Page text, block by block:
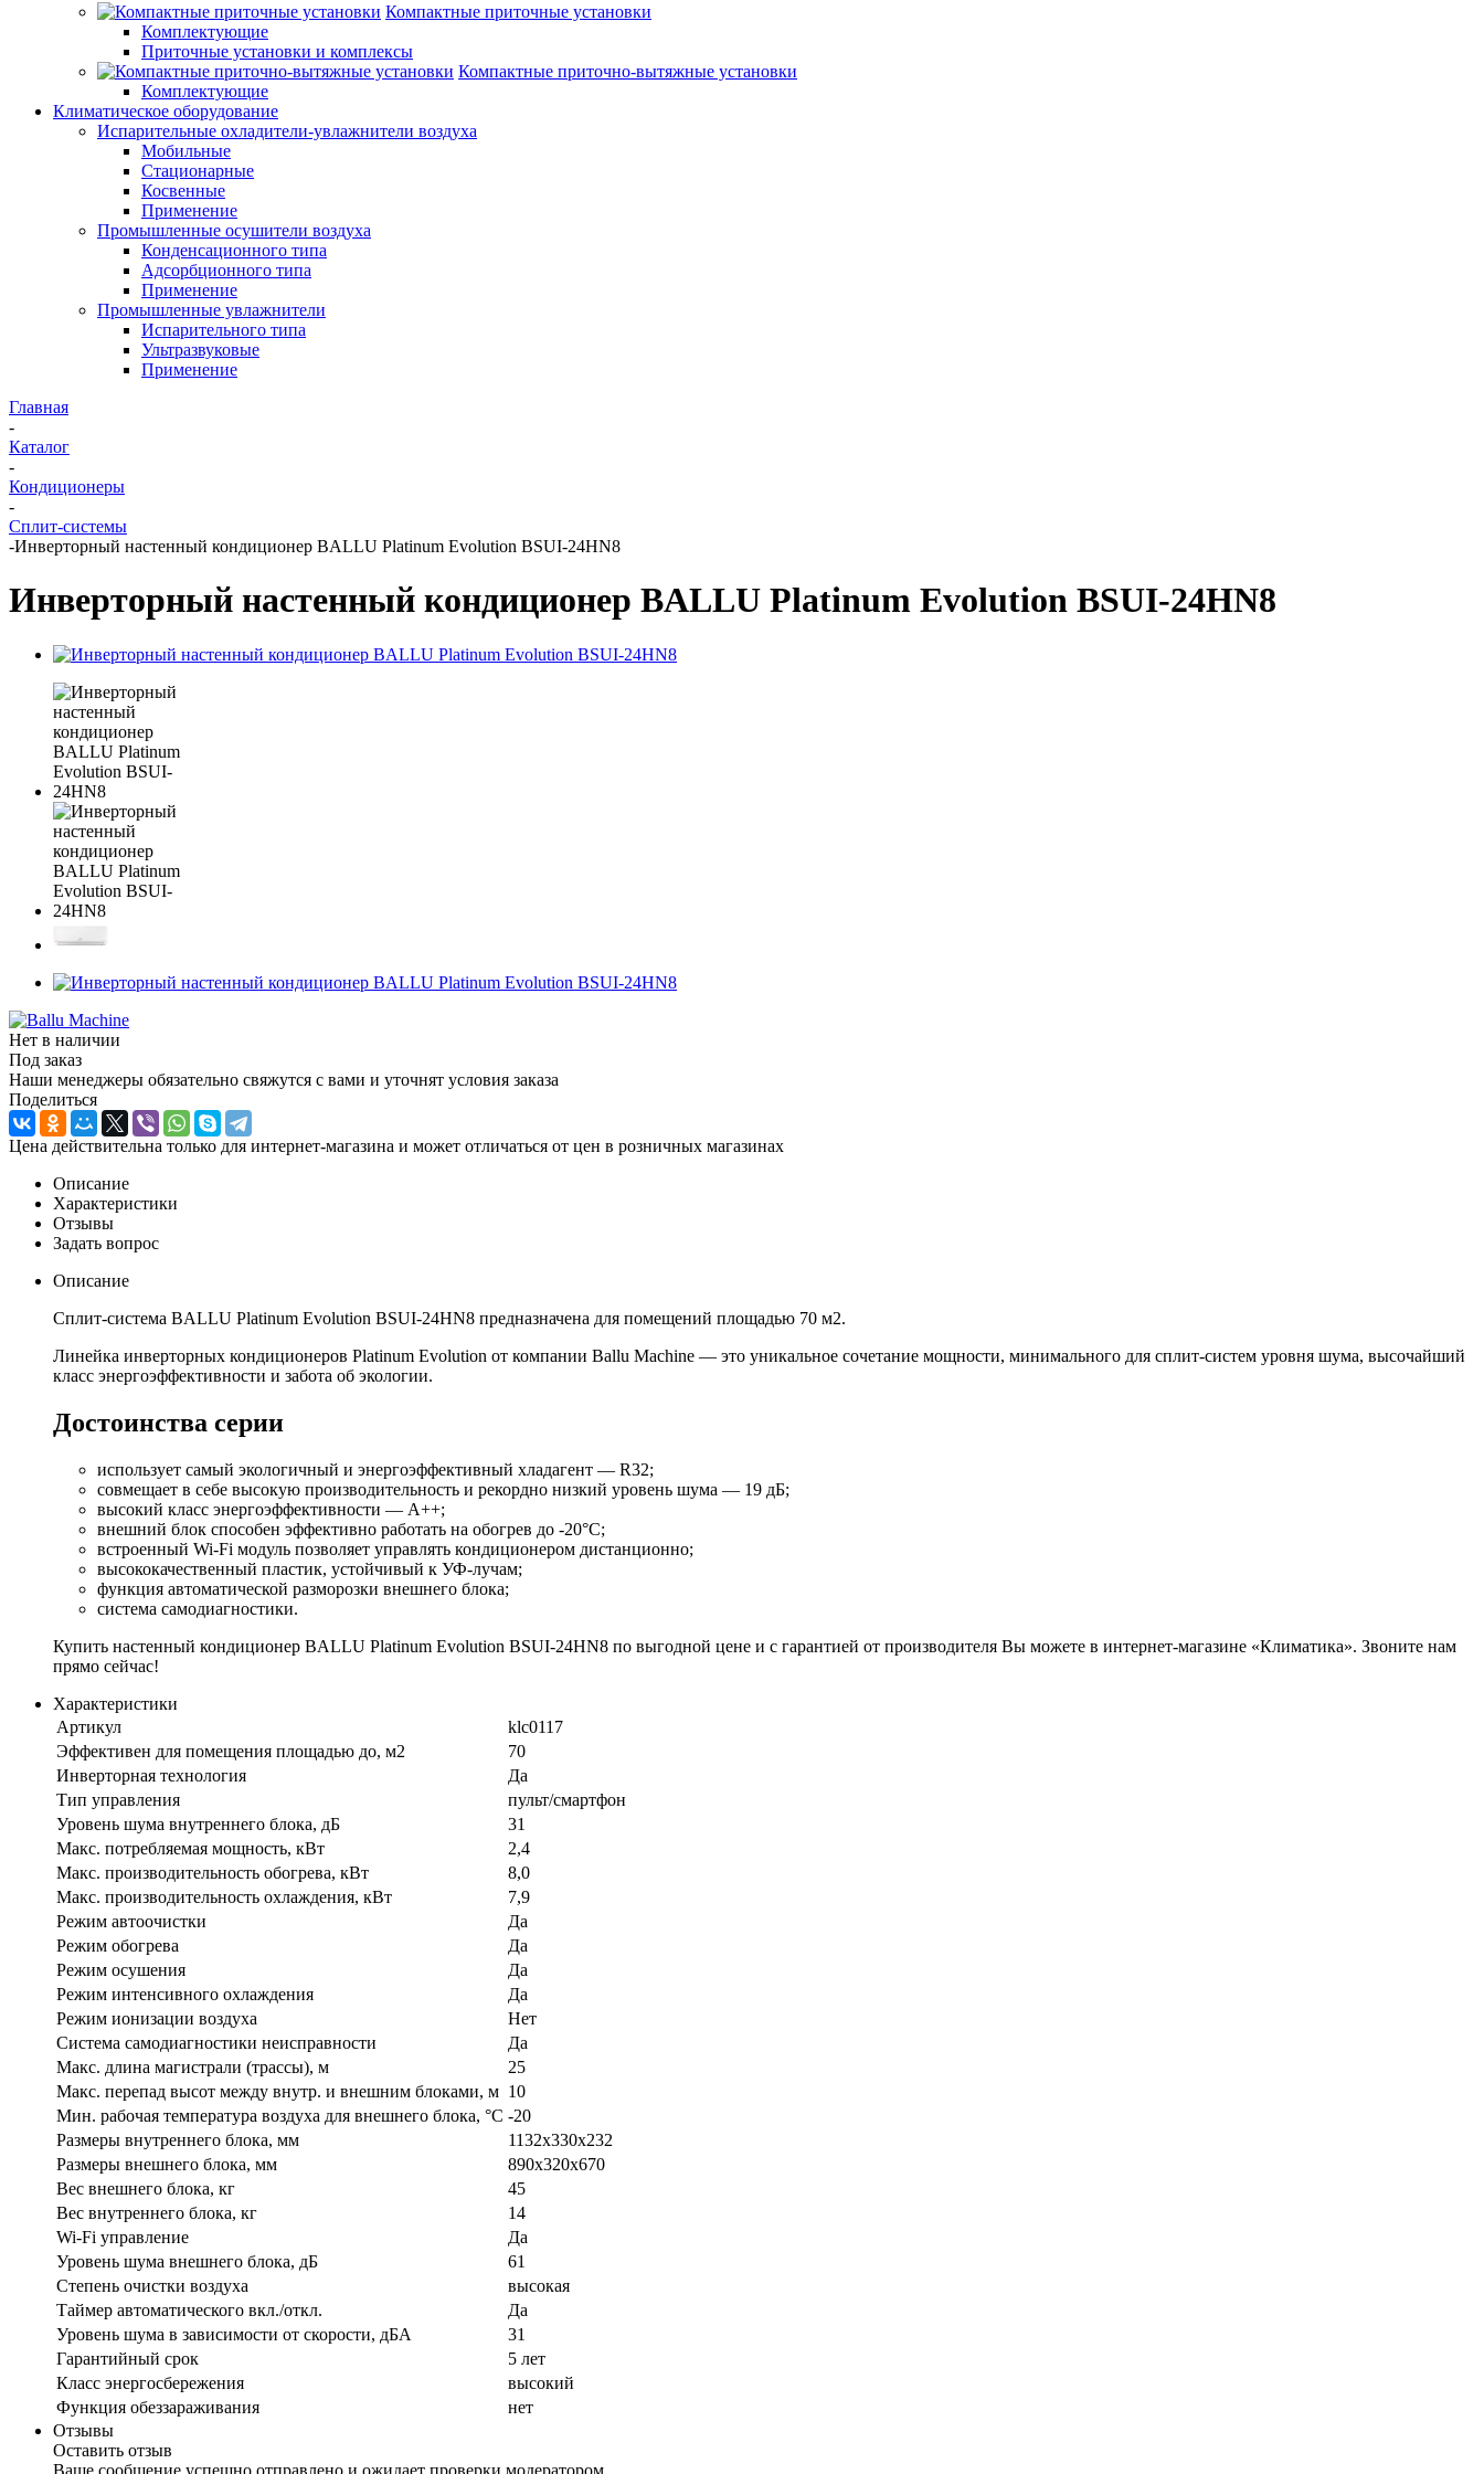
Компактные приточные установки
Комплектующие
Приточные установки и комплексы
Компактные приточно-вытяжные установки
Комплектующие
Климатическое оборудование
Испарительные охладители-увлажнители воздуха
Мобильные
Стационарные
Косвенные
Применение
Промышленные осушители воздуха
Конденсационного типа
Адсорбционного типа
Применение
Промышленные увлажнители
Испарительного типа
Ультразвуковые
Применение
Главная
-
Каталог
-
Кондиционеры
-
Сплит-системы
-Инверторный настенный кондиционер BALLU Platinum Evolution BSUI-24HN8
Инверторный настенный кондиционер BALLU Platinum Evolution BSUI-24HN8
Нет в наличии
Под заказ
Наши менеджеры обязательно свяжутся с вами и уточнят условия заказа
Поделиться
Цена действительна только для интернет-магазина и может отличаться от цен в розничных магазинах
Описание
Характеристики
Отзывы
Задать вопрос
Описание
Сплит-система BALLU Platinum Evolution BSUI-24HN8 предназначена для помещений площадью 70 м2.
Линейка инверторных кондиционеров Platinum Evolution от компании Ballu Machine — это уникальное сочетание мощности, минимального для сплит-систем уровня шума, высочайший
класс энергоэффективности и забота об экологии.
Достоинства серии
использует самый экологичный и энергоэффективный хладагент — R32;
совмещает в себе высокую производительность и рекордно низкий уровень шума — 19 дБ;
высокий класс энергоэффективности — А++;
внешний блок способен эффективно работать на обогрев до -20°С;
встроенный Wi-Fi модуль позволяет управлять кондиционером дистанционно;
высококачественный пластик, устойчивый к УФ-лучам;
функция автоматической разморозки внешнего блока;
система самодиагностики.
Купить настенный кондиционер BALLU Platinum Evolution BSUI-24HN8 по выгодной цене и с гарантией от производителя Вы можете в интернет-магазине «Климатика». Звоните нам
прямо сейчас!
Характеристики
Артикул
klc0117
Эффективен для помещения площадью до, м2
70
Инверторная технология
Да
Тип управления
пульт/смартфон
Уровень шума внутреннего блока, дБ
31
Макс. потребляемая мощность, кВт
2,4
Макс. производительность обогрева, кВт
8,0
Макс. производительность охлаждения, кВт
7,9
Режим автоочистки
Да
Режим обогрева
Да
Режим осушения
Да
Режим интенсивного охлаждения
Да
Режим ионизации воздуха
Нет
Система самодиагностики неисправности
Да
Макс. длина магистрали (трассы), м
25
Макс. перепад высот между внутр. и внешним блоками, м 10
Мин. рабочая температура воздуха для внешнего блока, °С -20
Размеры внутреннего блока, мм
1132х330х232
Размеры внешнего блока, мм
890х320х670
Вес внешнего блока, кг
45
Вес внутреннего блока, кг
14
Wi-Fi управление
Да
Уровень шума внешнего блока, дБ
61
Степень очистки воздуха
высокая
Таймер автоматического вкл./откл.
Да
Уровень шума в зависимости от скорости, дБА
31
Гарантийный срок
5 лет
Класс энергосбережения
высокий
Функция обеззараживания
нет
Отзывы
Оставить отзыв
Ваше сообщение успешно отправлено и ожидает проверки модератором